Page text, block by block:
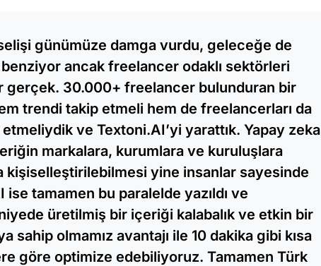
günümüze damga vurdu, geleceğe de
ancak freelancer odaklı sektörleri
gerçek. 30.000+ freelancer bulunduran bir
trendi takip etmeli hem de freelancerları da
ve Textoni.AI’yi yarattık. Yapay zeka
markalara, kurumlara ve kuruluşlara
kişiselleştirilebilmesi yine insanlar sayesinde
tamamen bu paralelde yazıldı ve
üretilmiş bir içeriği kalabalık ve etkin bir
sahip olmamız avantajı ile 10 dakika gibi kısa
göre optimize edebiliyoruz. Tamamen Türk